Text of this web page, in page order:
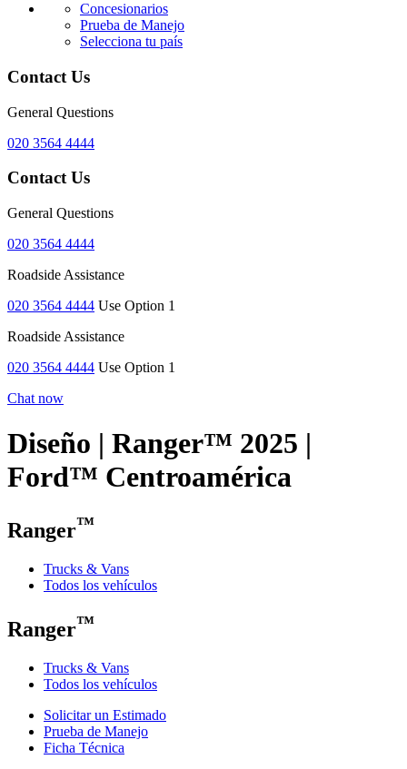
Concesionarios
Prueba de Manejo
Selecciona tu país
Contact Us
General Questions
020 3564 4444
Contact Us
General Questions
020 3564 4444
Roadside Assistance
020 3564 4444 Use Option 1
Roadside Assistance
020 3564 4444 Use Option 1
Chat now
Diseño | Ranger™ 2025 |
Ford™ Centroamérica
Ranger™
Trucks & Vans
Todos los vehículos
Ranger™
Trucks & Vans
Todos los vehículos
Solicitar un Estimado
Prueba de Manejo
Ficha Técnica